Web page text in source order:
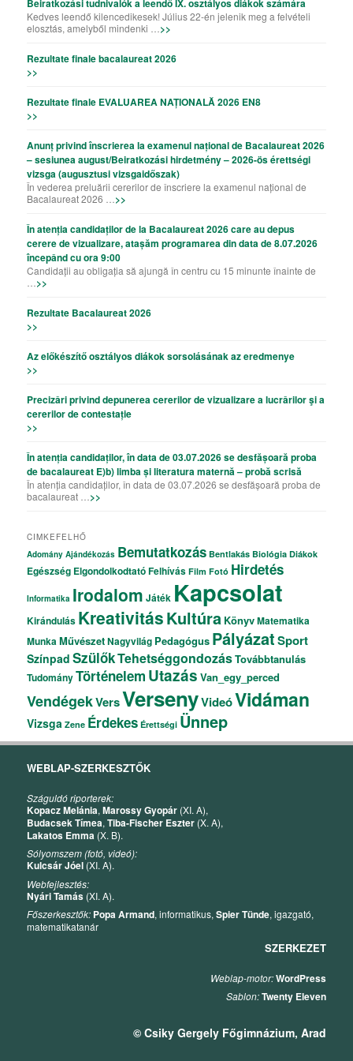
Beiratkozási tudnivalók a leendő IX. osztályos diákok számára
Kedves leendő kilencedikesek! Július 22-én jelenik meg a felvételi
elosztás, amelyből mindenki … >>
Rezultate finale bacalaureat 2026
>>
Rezultate finale EVALUAREA NAȚIONALĂ 2026 EN8
>>
Anunț privind înscrierea la examenul național de Bacalaureat 2026
– sesiunea august/Beiratkozási hirdetmény – 2026-ös érettségi
vizsga (augusztusi vizsgaidőszak)
În vederea preluării cererilor de înscriere la examenul național de
Bacalaureat 2026 … >>
În atenția candidaților de la Bacalaureat 2026 care au depus
cerere de vizualizare, atașăm programarea din data de 8.07.2026
începând cu ora 9:00
Candidații au obligația să ajungă în centru cu 15 minunte înainte de
>>
Rezultate Bacalaureat 2026
>>
Az előkészítő osztályos diákok sorsolásának az eredmenye
>>
Precizǎri privind depunerea cererilor de vizualizare a lucrǎrilor şi a
cererilor de contestație
>>
În atenția candidaților, în data de 03.07.2026 se desfășoară proba
de bacalaureat E)b) limba și literatura maternă – probă scrisă
În atenția candidaților, în data de 03.07.2026 se desfășoară proba de
bacalaureat … >>
CIMKEFELHŐ
Adomány Ajándékozás Bemutatkozás Bentlakás Biológia Diákok
Egészség ElgondolkodtatóFelhívás Film Fotó Hirdetés
Informatika Irodalom Játék Kapcsolat
Kirándulás KreativitásKultúra KönyvMatematika
MunkaMűvészetNagyvilág Pedagógus PályázatSport
Színpad SzülőkTehetséggondozásTovábbtanulás
TudományTörténelem Utazás Van_egy_perced
VendégekVersVersenyVideóVidáman
Vizsga Zene Érdekes Érettségi Ünnep
WEBLAP-SZERKESZTŐK
Száguldó riporterek:
Kopacz Melánia,Marossy Gyopár (XI. A),
Budacsek Tímea,Tiba-Fischer Eszter (X. A),
Lakatos Emma (X. B).
Sólyomszem (fotó, videó):
Kulcsár Jóel (XI. A).
Webfejlesztés:
Nyári Tamás (XI. A).
Főszerkesztők: Popa Armand, informatikus,Spier Tünde, igazgató,
matematikatanár
SZERKEZET
Weblap-motor:WordPress
Sablon:Twenty Eleven
© Csiky Gergely Főgimnázium, Arad